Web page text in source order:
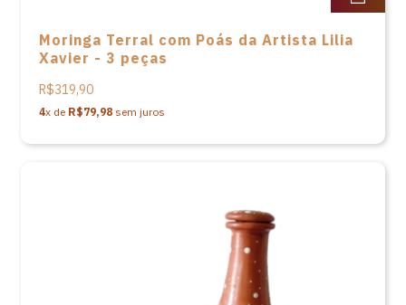
Moringa Terral com Poás da Artista Lilia
Xavier - 3 peças
R$319,90
4x de R$79,98 sem juros